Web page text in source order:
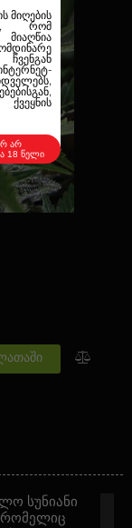
მიღების
რომ
არ
18 წელი
სუნიანი
რომელიც